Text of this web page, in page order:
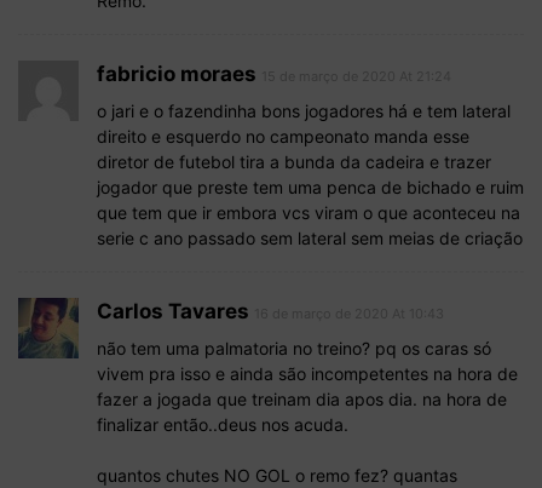
fabricio moraes
o jari e o fazendinha bons jogadores há e tem lateral
direito e esquerdo no campeonato manda esse
diretor de futebol tira a bunda da cadeira e trazer
jogador que preste tem uma penca de bichado e ruim
que tem que ir embora vcs viram o que aconteceu na
serie c ano passado sem lateral sem meias de criação
Carlos Tavares
não tem uma palmatoria no treino? pq os caras só
vivem pra isso e ainda são incompetentes na hora de
fazer a jogada que treinam dia apos dia. na hora de
finalizar então..deus nos acuda.
quantos chutes NO GOL o remo fez? quantas